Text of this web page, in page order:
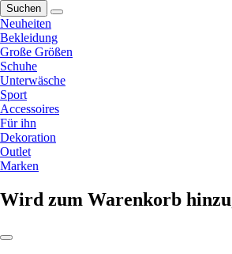
Suchen
Neuheiten
Bekleidung
Große Größen
Schuhe
Unterwäsche
Sport
Accessoires
Für ihn
Dekoration
Outlet
Marken
Wird zum Warenkorb